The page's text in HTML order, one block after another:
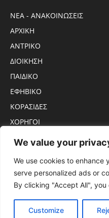
We value your
We use cookies to enhance
serve personalized ads or
By clicking "Accept All",
Customize
ΝΕΑ - ΑΝΑΚΟΙΝΩΣΕΙΣ
ΑΡΧΙΚΗ
ΑΝTΡΙΚΟ
ΔΙΟΙΚΗΣΗ
ΠΑΙΔΙΚΟ
ΕΦΗΒΙΚΟ
ΚΟΡΑΣΙΔΕΣ
ΧΟΡΗΓΟΙ
ΝΕΑΝΙΔΕΣ
Αρχική ΑΝTΡΙΚΟ ΝΕΑ
ΕΦΗΒΙΚΟ
ΠΑΙΔΙΚΟ
ΠΡΟΓΡΑΜΜΑ